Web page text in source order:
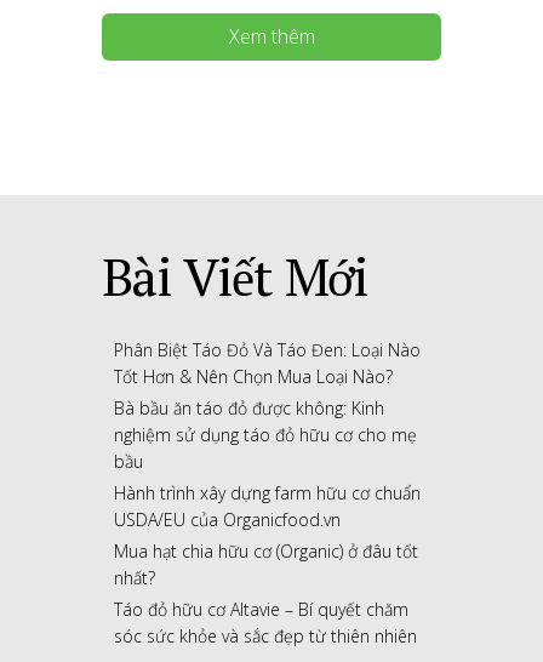
Xem thêm
Bài Viết Mới
Phân Biệt Táo Đỏ Và Táo Đen: Loại Nào
Tốt Hơn & Nên Chọn Mua Loại Nào?
Bà bầu ăn táo đỏ được không: Kinh
nghiệm sử dụng táo đỏ hữu cơ cho mẹ
bầu
Hành trình xây dựng farm hữu cơ chuẩn
USDA/EU của Organicfood.vn
Mua hạt chia hữu cơ (Organic) ở đâu tốt
nhất?
Táo đỏ hữu cơ Altavie – Bí quyết chăm
sóc sức khỏe và sắc đẹp từ thiên nhiên